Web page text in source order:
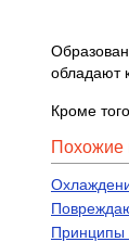
обладают
Кроме
Похожие
Принципы